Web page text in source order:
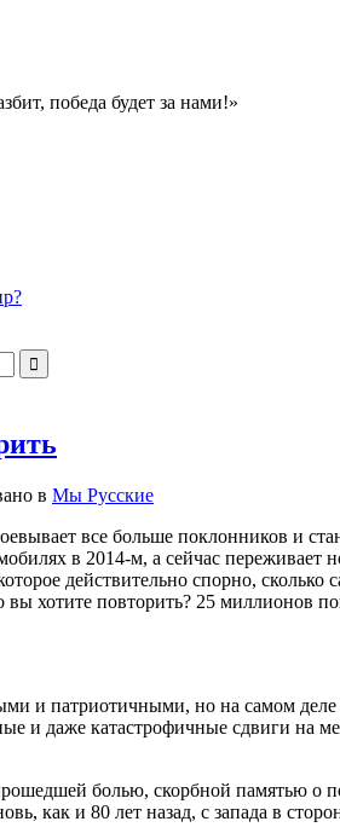
победа будет за нами!»
победа будет за нами!»
в Мы Русские
все больше поклонников и
в 2014-м, а сейчас
действительно спорно,
вы хотите повторить? 25
и патриотичными, но на самом
и даже катастрофичные сдвиги на
болью, скорбной памятью о
как и 80 лет назад, с запада в